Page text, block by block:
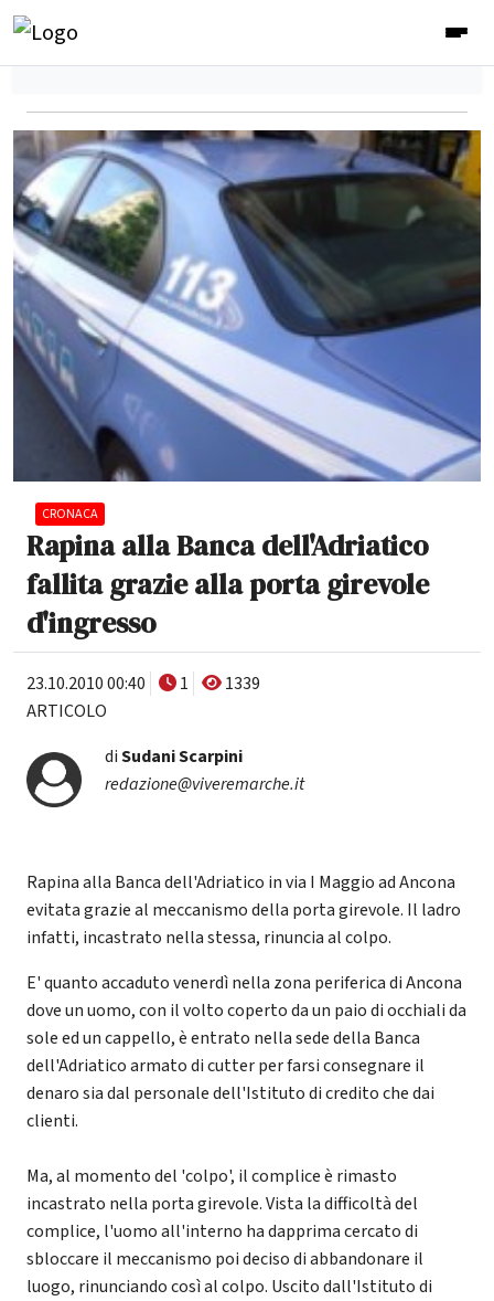
CRONACA
Rapina alla Banca dell'Adriatico
fallita grazie alla porta girevole
d'ingresso
23.10.2010 00:40 1
1339
ARTICOLO
diSudani Scarpini
redazione@viveremarche.it
Rapina alla Banca dell'Adriatico in via I Maggio ad Ancona
evitata grazie al meccanismo della porta girevole. Il ladro
infatti, incastrato nella stessa, rinuncia al colpo.
E' quanto accaduto venerdì nella zona periferica di Ancona
dove un uomo, con il volto coperto da un paio di occhiali da
sole ed un cappello, è entrato nella sede della Banca
dell'Adriatico armato di cutter per farsi consegnare il
denaro sia dal personale dell'Istituto di credito che dai
clienti.
Ma, al momento del 'colpo', il complice è rimasto
incastrato nella porta girevole. Vista la difficoltà del
complice, l'uomo all'interno ha dapprima cercato di
sbloccare il meccanismo poi deciso di abbandonare il
luogo, rinunciando così al colpo. Uscito dall'Istituto di